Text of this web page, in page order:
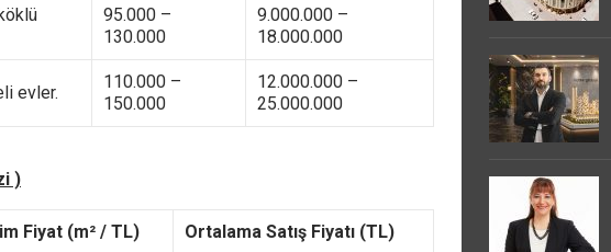
95.000 –
130.000
9.000.000 –
18.000.000
evler.
110.000 –
150.000
12.000.000 –
25.000.000
)
Fiyat (m² / TL) Ortalama Satış Fiyatı (TL)